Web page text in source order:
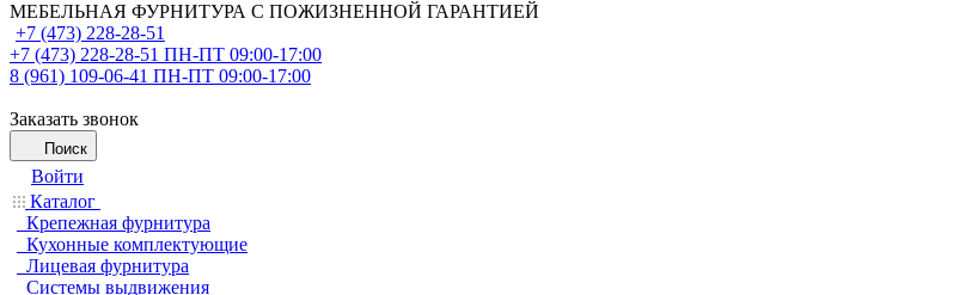
МЕБЕЛЬНАЯ ФУРНИТУРА С ПОЖИЗНЕННОЙ ГАРАНТИЕЙ
+7 (473) 228-28-51
+7 (473) 228-28-51 ПН-ПТ 09:00-17:00
8 (961) 109-06-41 ПН-ПТ 09:00-17:00
Заказать звонок
Поиск
Войти
Каталог
Крепежная фурнитура
Кухонные комплектующие
Лицевая фурнитура
Системы выдвижения